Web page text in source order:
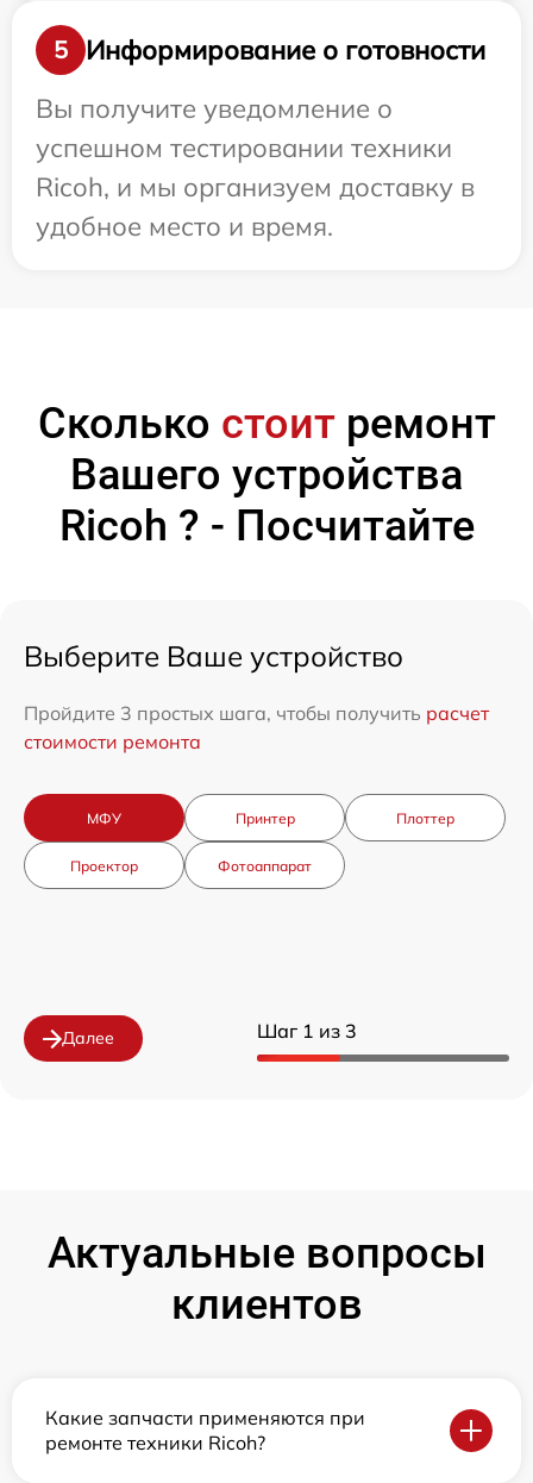
5
Информирование о готовности
Вы получите уведомление о
успешном тестировании техники
Ricoh, и мы организуем доставку в
удобное место и время.
Сколько стоитремонт
Вашего устройства
Ricoh ? - Посчитайте
Шаг 1 из 3
Выберите Ваше устройство
Пройдите 3 простых шага, чтобы получить расчет
стоимости ремонта
МФУ Принтер Плоттер
Проектор Фотоаппарат
Далее
Актуальные вопросы
клиентов
Какие запчасти применяются при
ремонте техники Ricoh?